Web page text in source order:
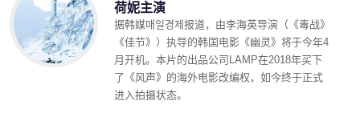
荷妮主演
据韩媒매일경제报道，由李海英导演（《毒战》
《佳节》）执导的韩国电影《幽灵》将于今年4
月开机。本片的出品公司LAMP在2018年买下
了《风声》的海外电影改编权，如今终于正式
进入拍摄状态。